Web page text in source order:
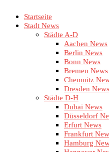
Startseite
Stadt News
Städte A-D
Aachen News
Berlin News
Bonn News
Bremen News
Chemnitz
Dresden News
Städte D-H
Dubai News
Düsseldorf
Erfurt News
Frankfurt
Hamburg